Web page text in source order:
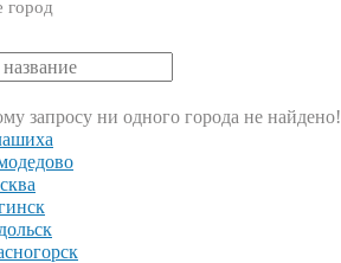
город
запросу ни одного города не найдено!